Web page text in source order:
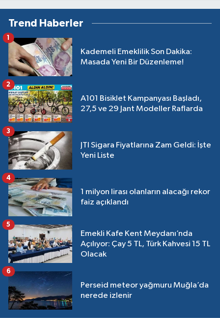
Trend Haberler
Kademeli Emeklilik Son Dakika:
Masada Yeni Bir Düzenleme!
1
A101 Bisiklet Kampanyası Başladı,
27,5 ve 29 Jant Modeller Raflarda
2
JTI Sigara Fiyatlarına Zam Geldi: İşte
Yeni Liste
3
1 milyon lirası olanların alacağı rekor
faiz açıklandı
4
Emekli Kafe Kent Meydanı’nda
Açılıyor: Çay 5 TL, Türk Kahvesi 15 TL
Olacak
5
Perseid meteor yağmuru Muğla’da
nerede izlenir
6